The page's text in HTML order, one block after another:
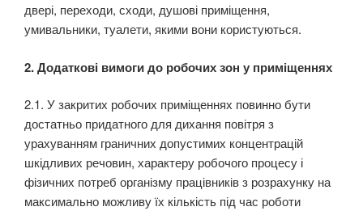
двері, переходи, сходи, душові приміщення,
умивальники, туалети, якими вони користуються.
2. Додаткові вимоги до робочих зон у приміщеннях
2.1. У закритих робочих приміщеннях повинно бути
достатньо придатного для дихання повітря з
урахуванням граничних допустимих концентрацій
шкідливих речовин, характеру робочого про­цесу і
фізичних потреб організму працівників з розрахунку на
максимально можливу їх кількість під час роботи